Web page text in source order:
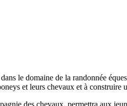
le domaine de la randonnée
et leurs chevaux et à construire